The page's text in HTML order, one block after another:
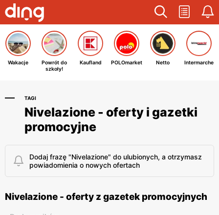
Wakacje
Powrót do
szkoły!
Kaufland POLOmarket Netto Intermarche
TAGI
Nivelazione - oferty i gazetki
promocyjne
Dodaj frazę "Nivelazione" do ulubionych, a otrzymasz
powiadomienia o nowych ofertach
Nivelazione - oferty z gazetek promocyjnych